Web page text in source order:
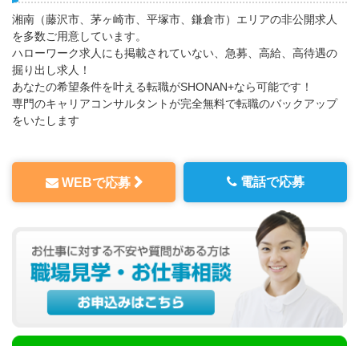
湘南（藤沢市、茅ヶ崎市、平塚市、鎌倉市）エリアの非公開求人
を多数ご用意しています。
ハローワーク求人にも掲載されていない、急募、高給、高待遇の
掘り出し求人！
あなたの希望条件を叶える転職がSHONAN+なら可能です！
専門のキャリアコンサルタントが完全無料で転職のバックアップ
をいたします
WEBで応募 電話で応募